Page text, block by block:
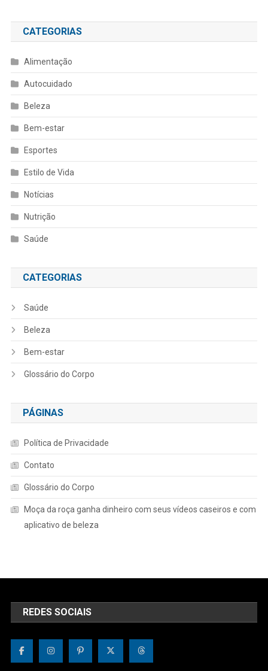
CATEGORIAS
Alimentação
Autocuidado
Beleza
Bem-estar
Esportes
Estilo de Vida
Notícias
Nutrição
Saúde
CATEGORIAS
Saúde
Beleza
Bem-estar
Glossário do Corpo
PÁGINAS
Política de Privacidade
Contato
Glossário do Corpo
Moça da roça ganha dinheiro com seus vídeos caseiros e com
aplicativo de beleza
REDES SOCIAIS